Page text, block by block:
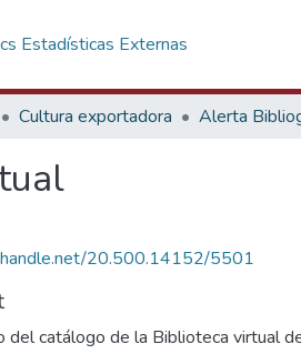
Estadísticas Externas
Cultura exportadora Alerta
20.500.14152/5501
del catálogo de la Biblioteca virtual